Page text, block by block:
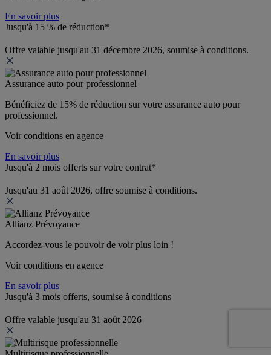
En savoir plus
Jusqu'à 15 % de réduction*
Offre valable jusqu'au 31 décembre 2026, soumise à conditions.
Assurance auto pour professionnel
Bénéficiez de 15% de réduction sur votre assurance auto pour
professionnel.
Voir conditions en agence
En savoir plus
Jusqu'à 2 mois offerts sur votre contrat*
Jusqu'au 31 août 2026, offre soumise à conditions.
Allianz Prévoyance
Accordez-vous le pouvoir de voir plus loin !
Voir conditions en agence
En savoir plus
Jusqu'à 3 mois offerts, soumise à conditions
Offre valable jusqu'au 31 août 2026